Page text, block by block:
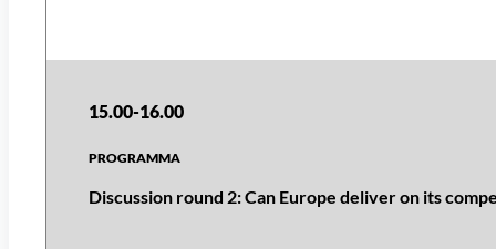
15.00-16.00
Discussion round 2: Can Europe deliver on its